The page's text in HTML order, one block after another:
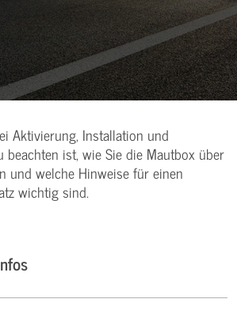
Aktivierung, Installation und
beachten ist, wie Sie die Mautbox über
und welche Hinweise für einen
wichtig sind.